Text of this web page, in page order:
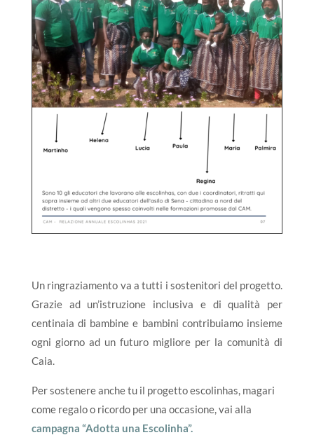
Un ringraziamento va a tutti i sostenitori del progetto.
Grazie ad un’istruzione inclusiva e di qualità per
centinaia di bambine e bambini contribuiamo insieme
ogni giorno ad un futuro migliore per la comunità di
Caia.
Per sostenere anche tu il progetto escolinhas, magari
come regalo o ricordo per una occasione, vai alla
campagna “Adotta una Escolinha”.